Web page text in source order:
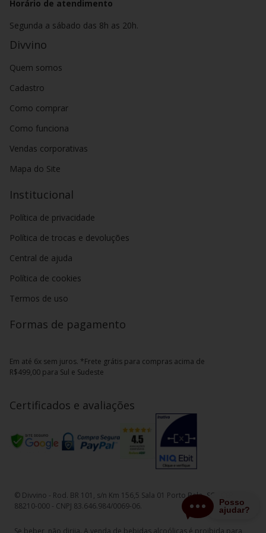
Horário de atendimento
Segunda a sábado das 8h as 20h.
Divvino
Quem somos
Cadastro
Como comprar
Como funciona
Vendas corporativas
Mapa do Site
Institucional
Política de privacidade
Política de trocas e devoluções
Central de ajuda
Política de cookies
Termos de uso
Formas de pagamento
Em até 6x sem juros. *Frete grátis para compras acima de
R$499,00 para Sul e Sudeste
Certificados e avaliações
© Divvino - Rod. BR 101, s/n Km 156,5 Sala 01 Porto Belo, SC - CEP
88210-000 - CNPJ 83.646.984/0069-06.
Se beber, não dirija. A venda de bebidas alcoólicas é proibida para